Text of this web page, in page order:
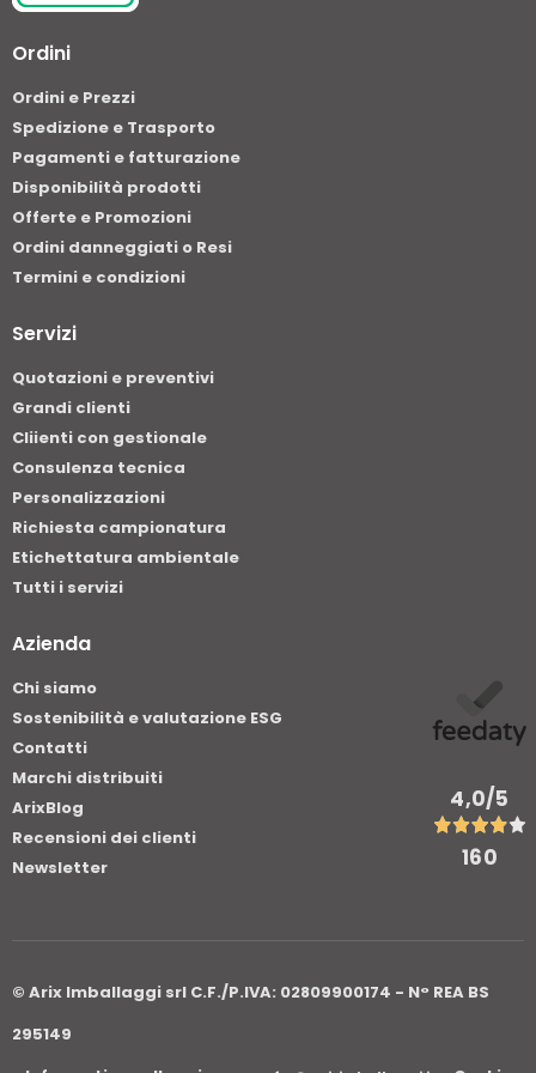
Ordini
Ordini e Prezzi
Spedizione e Trasporto
Pagamenti e fatturazione
Disponibilità prodotti
Offerte e Promozioni
Ordini danneggiati o Resi
Termini e condizioni
Servizi
Quotazioni e preventivi
Grandi clienti
Cliienti con gestionale
Consulenza tecnica
Personalizzazioni
Richiesta campionatura
Etichettatura ambientale
Tutti i servizi
Azienda
Chi siamo
Sostenibilità e valutazione ESG
Contatti
Marchi distribuiti
ArixBlog
Recensioni dei clienti
Newsletter
4,0/5
160
© Arix Imballaggi srl C.F./P.IVA: 02809900174 - N° REA BS
295149